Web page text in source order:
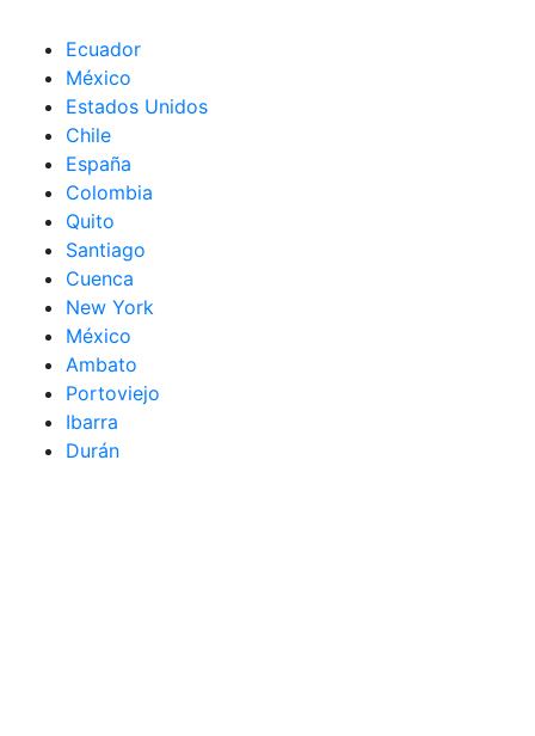
Ecuador
México
Estados Unidos
Chile
España
Colombia
Quito
Santiago
Cuenca
New York
México
Ambato
Portoviejo
Ibarra
Durán